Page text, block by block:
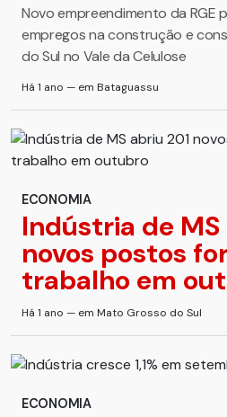
Novo empreendimento da RGE
empregos na construção e
do Sul no Vale da Celulose
Há 1 ano — em Bataguassu
ECONOMIA
Indústria de MS
novos postos
trabalho em
Há 1 ano — em Mato Grosso do Sul
ECONOMIA